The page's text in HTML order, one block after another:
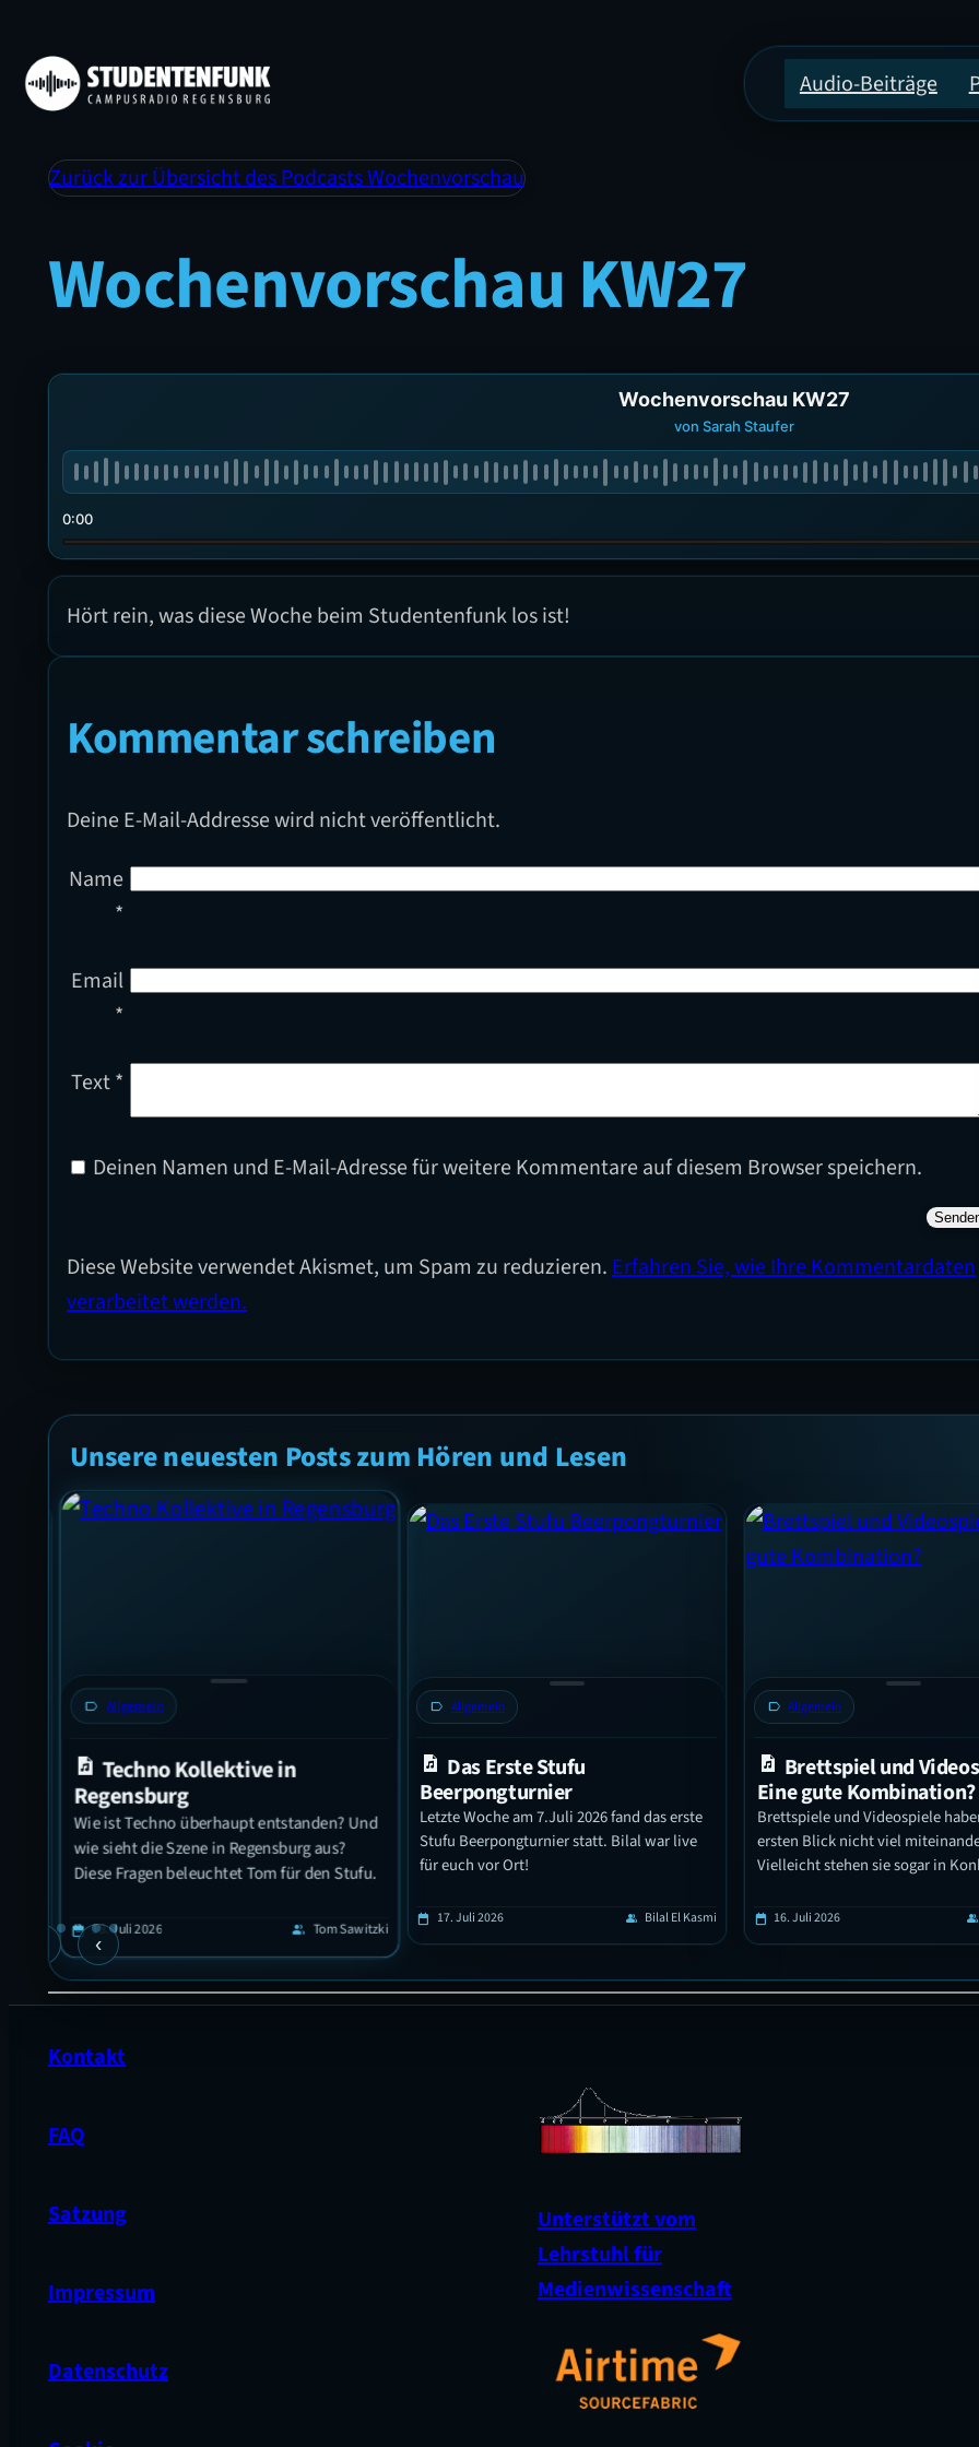
Audio-Beiträge
Zurück zur Übersicht des Podcasts Wochenvorschau
Wochenvorschau KW27
Wochenvorschau KW27
von Sarah Staufer
0:00
Hört rein, was diese Woche beim Studentenfunk los ist!
Kommentar schreiben
Deine E-Mail-Addresse wird nicht veröffentlicht.
Name
*
Email
*
Text*
Deinen Namen und E-Mail-Adresse für weitere Kommentare auf diesem Browser speichern.
Diese Website verwendet Akismet, um Spam zu reduzieren.Erfahren Sie, wie Ihre Kommentardaten
verarbeitet werden.
Unsere neuesten Posts zum Hören und Lesen
label Allgemein
Techno Kollektive in
Regensburg
Wie ist Techno überhaupt entstanden? Und
wie sieht die Szene in Regensburg aus?
Diese Fragen beleuchtet Tom für den Stufu.
calendar_today 18. Juli 2026 group Tom Sawitzki
label Allgemein
Das Erste Stufu
Beerpongturnier
Letzte Woche am 7.Juli 2026 fand das erste
Stufu Beerpongturnier statt. Bilal war live
für euch vor Ort!
calendar_today 17. Juli 2026 group Bilal El Kasmi
label Allgemein
Brettspiel und
Eine gute Kombination?
Brettspiele und Videospiele
ersten Blick nicht viel
Vielleicht stehen sie sogar in
fallen viele Gemeinsamkeiten
zeigt sich, dass sie enger
Brettspielbegeisterte von Ihren
damit und es wird näher auf
calendar_today 16. Juli 2026 group
‹
Kontakt
FAQ
Satzung
Impressum
Datenschutz
Unterstützt vom
Lehrstuhl für
Medienwissenschaft